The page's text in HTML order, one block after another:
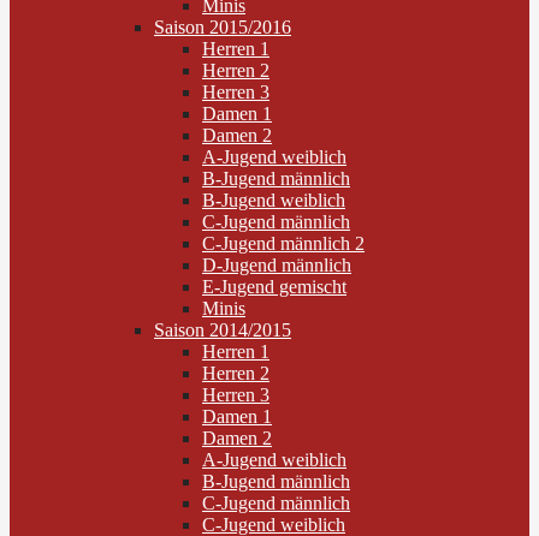
Minis
Saison 2015/2016
Herren 1
Herren 2
Herren 3
Damen 1
Damen 2
A-Jugend weiblich
B-Jugend männlich
B-Jugend weiblich
C-Jugend männlich
C-Jugend männlich 2
D-Jugend männlich
E-Jugend gemischt
Minis
Saison 2014/2015
Herren 1
Herren 2
Herren 3
Damen 1
Damen 2
A-Jugend weiblich
B-Jugend männlich
C-Jugend männlich
C-Jugend weiblich